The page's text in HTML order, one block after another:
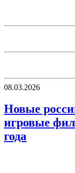
08.03.2026
Новые
игровые
года